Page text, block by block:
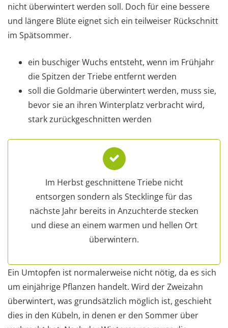
nicht überwintert werden soll. Doch für eine bessere
und längere Blüte eignet sich ein teilweiser Rückschnitt
im Spätsommer.
ein buschiger Wuchs entsteht, wenn im Frühjahr
die Spitzen der Triebe entfernt werden
soll die Goldmarie überwintert werden, muss sie,
bevor sie an ihren Winterplatz verbracht wird,
stark zurückgeschnitten werden
Im Herbst geschnittene Triebe nicht
entsorgen sondern als Stecklinge für das
nächste Jahr bereits in Anzuchterde stecken
und diese an einem warmen und hellen Ort
überwintern.
Ein Umtopfen ist normalerweise nicht nötig, da es sich
um einjährige Pflanzen handelt. Wird der Zweizahn
überwintert, was grundsätzlich möglich ist, geschieht
dies in den Kübeln, in denen er den Sommer über